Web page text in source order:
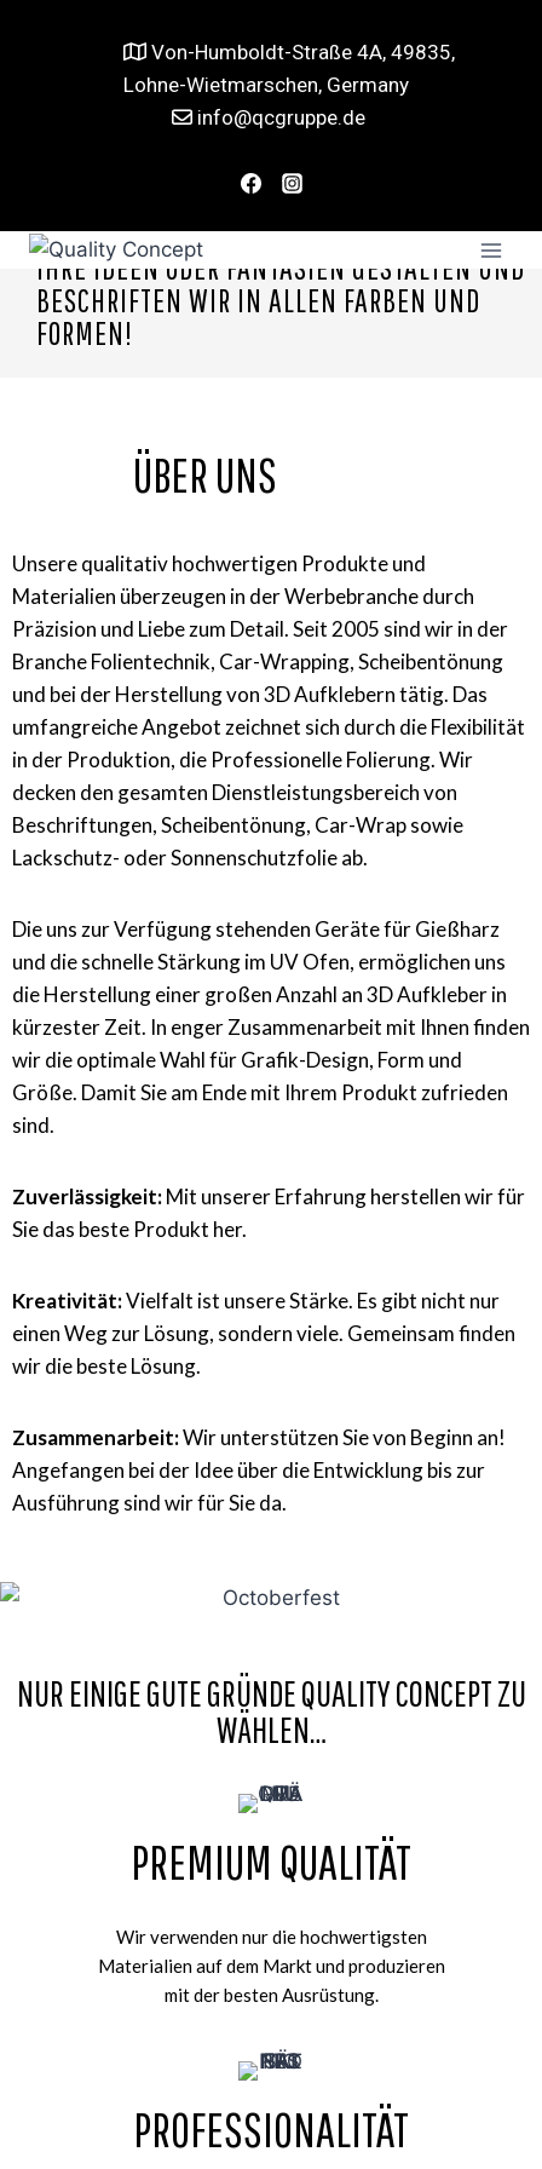
Von-Humboldt-Straße 4A, 49835,
Lohne-Wietmarschen, Germany
info@qcgruppe.de
IHRE IDEEN ODER FANTASIEN GESTALTEN UND
BESCHRIFTEN WIR IN ALLEN FARBEN UND
FORMEN!
ÜBER UNS
Unsere qualitativ hochwertigen Produkte und
Materialien überzeugen in der Werbebranche durch
Präzision und Liebe zum Detail. Seit 2005 sind wir in der
Branche Folientechnik, Car-Wrapping, Scheibentönung
und bei der Herstellung von 3D Aufklebern tätig. Das
umfangreiche Angebot zeichnet sich durch die Flexibilität
in der Produktion, die Professionelle Folierung. Wir
decken den gesamten Dienstleistungsbereich von
Beschriftungen, Scheibentönung, Car-Wrap sowie
Lackschutz- oder Sonnenschutzfolie ab.
Die uns zur Verfügung stehenden Geräte für Gießharz
und die schnelle Stärkung im UV Ofen, ermöglichen uns
die Herstellung einer großen Anzahl an 3D Aufkleber in
kürzester Zeit. In enger Zusammenarbeit mit Ihnen finden
wir die optimale Wahl für Grafik-Design, Form und
Größe. Damit Sie am Ende mit Ihrem Produkt zufrieden
sind.
Zuverlässigkeit:Mit unserer Erfahrung herstellen wir für
Sie das beste Produkt her.
Kreativität:Vielfalt ist unsere Stärke. Es gibt nicht nur
einen Weg zur Lösung, sondern viele. Gemeinsam finden
wir die beste Lösung.
Zusammenarbeit:Wir unterstützen Sie von Beginn an!
Angefangen bei der Idee über die Entwicklung bis zur
Ausführung sind wir für Sie da.
NUR EINIGE GUTE GRÜNDE QUALITY CONCEPT ZU
WÄHLEN…
PREMIUM QUALITÄT
Wir verwenden nur die hochwertigsten
Materialien auf dem Markt und produzieren
mit der besten Ausrüstung.
PROFESSIONALITÄT